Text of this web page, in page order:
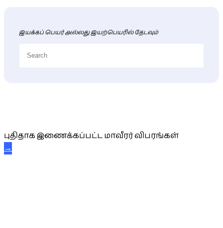
இயக்கப் பெயர் அல்லது இயற்பெயரில் தேடவும்
புதிதாக இணைக்கப்பட்ட மாவீரர் விபரங்கள்
→